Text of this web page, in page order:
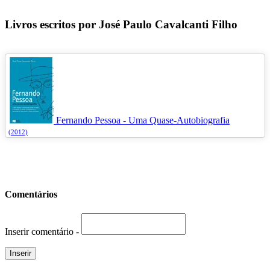
Livros escritos por José Paulo Cavalcanti Filho
Fernando Pessoa - Uma Quase-Autobiografia
(2012)
Comentários
Inserir comentário -